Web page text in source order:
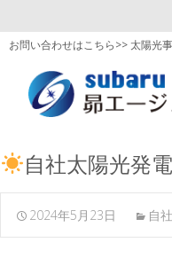
お問い合わせはこちら>> 太陽光
自社太陽光発
2024年5月23日 自